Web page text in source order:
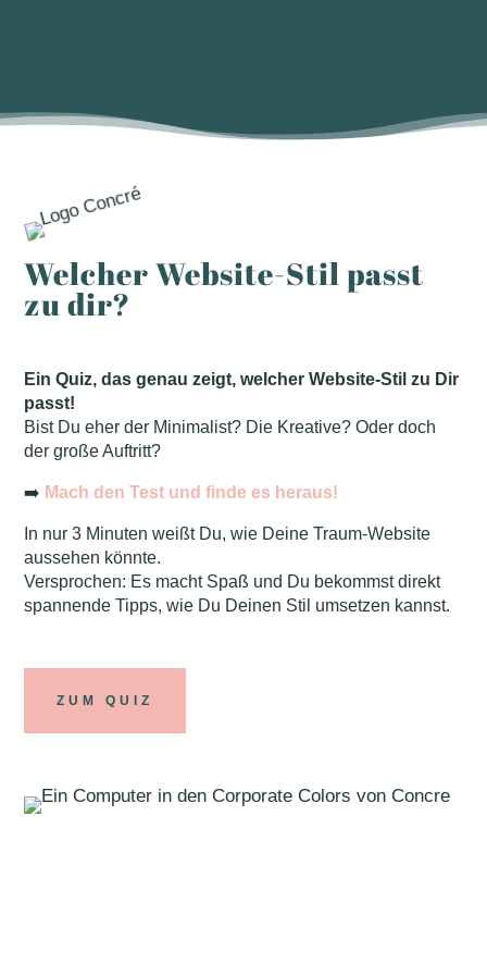
Welcher Website-Stil passt
zu dir?
Ein Quiz, das genau zeigt, welcher Website-Stil zu Dir
passt!
Bist Du eher der Minimalist? Die Kreative? Oder doch
der große Auftritt?
➡️ Mach den Test und finde es heraus!
In nur 3 Minuten weißt Du, wie Deine Traum-Website
aussehen könnte.
Versprochen: Es macht Spaß und Du bekommst direkt
spannende Tipps, wie Du Deinen Stil umsetzen kannst.
ZUM QUIZ